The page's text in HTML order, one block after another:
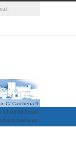
C/ Carchena 9.
14 03 06 Email.: